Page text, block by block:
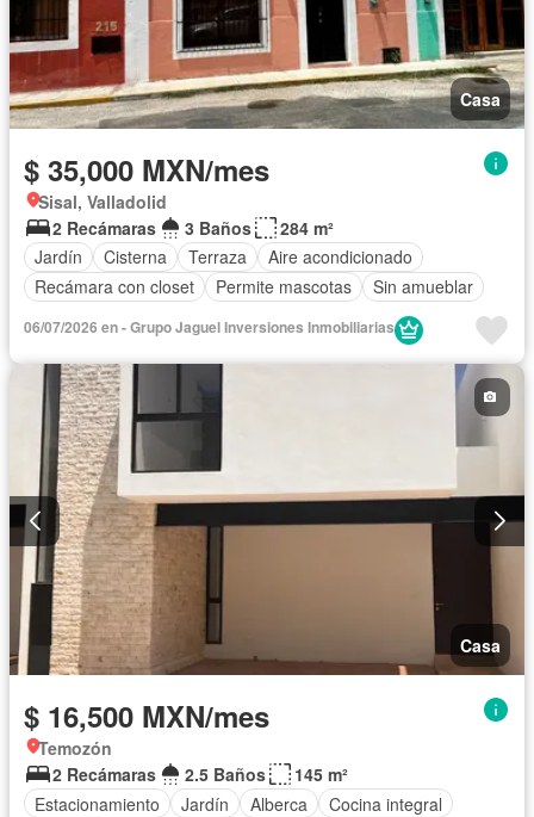
Casa
$ 35,000 MXN/mes
Sisal, Valladolid
2 Recámaras
3 Baños
284 m²
Jardín
Cisterna Terraza
Aire acondicionado
Recámara con closet
Permite mascotas Sin amueblar
06/07/2026 en - Grupo Jaguel Inversiones Inmobiliarias
Casa
$ 16,500 MXN/mes
Temozón
2 Recámaras
2.5 Baños
145 m²
Estacionamiento
Jardín Alberca
Cocina integral